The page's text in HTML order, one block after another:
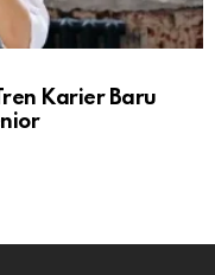
Karier Baru